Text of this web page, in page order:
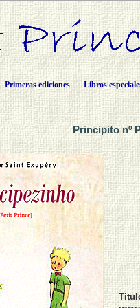
Primeras ediciones Libros
Principito nº